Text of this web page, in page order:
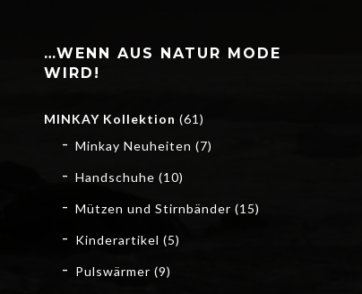
…WENN AUS NATUR MODE
WIRD!
MINKAY Kollektion (61)
Minkay Neuheiten (7)
Handschuhe (10)
Mützen und Stirnbänder (15)
Kinderartikel (5)
Pulswärmer (9)